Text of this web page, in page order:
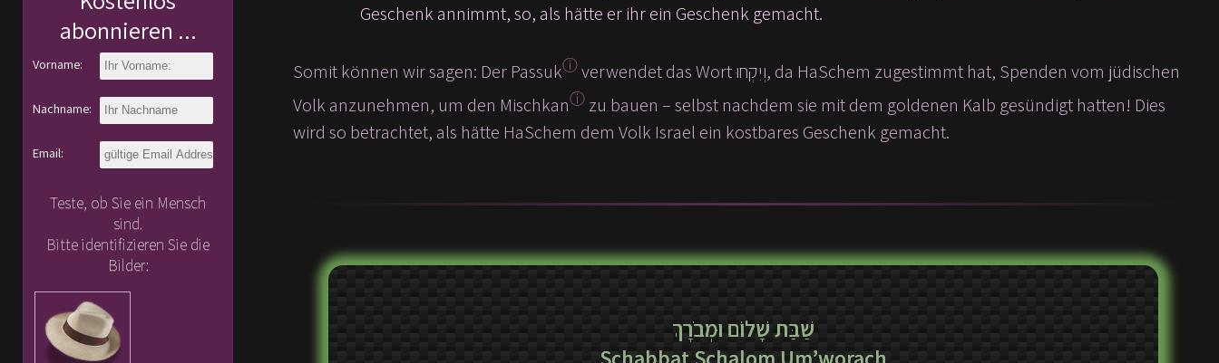
Geschenk annimmt, so, als hätte er ihr ein Geschenk gemacht.
Somit können wir sagen: Der Passukⓘverwendet das Wort וְיִקְחוּ, da HaSchem zugestimmt hat, Spenden vom jüdischen
Volk anzunehmen, um den Mischkanⓘzu bauen – selbst nachdem sie mit dem goldenen Kalb gesündigt hatten! Dies
wird so betrachtet, als hätte HaSchem dem Volk Israel ein kostbares Geschenk gemacht.
שַׁבַּת שָׁלוֹם וּמְבֹרָךְ
abonnieren ...
Vorname:
Nachname:
Email:
Teste, ob Sie ein Mensch
sind.
Bitte identifizieren Sie die
Bilder: